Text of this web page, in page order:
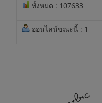
ทั้งหมด : 107633
ออนไลน์ขณะนี้ : 1